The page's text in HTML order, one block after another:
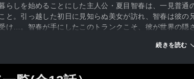
らしを始めることにした主人公・夏目智春は、一見普
と。引っ越した初日に見知らぬ美女が訪れ、智春は彼
け…。智春が手にしたこのトランクこそ、彼が世界の隠
続きを読む